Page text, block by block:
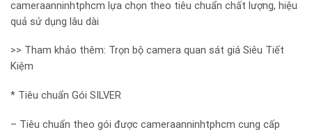
cameraanninhtphcm lựa chọn theo tiêu chuẩn chất lượng, hiệu
quả sử dụng lâu dài
>> Tham khảo thêm: Trọn bộ camera quan sát giá Siêu Tiết
Kiệm
* Tiêu chuẩn Gói SILVER
– Tiêu chuẩn theo gói được cameraanninhtphcm cung cấp